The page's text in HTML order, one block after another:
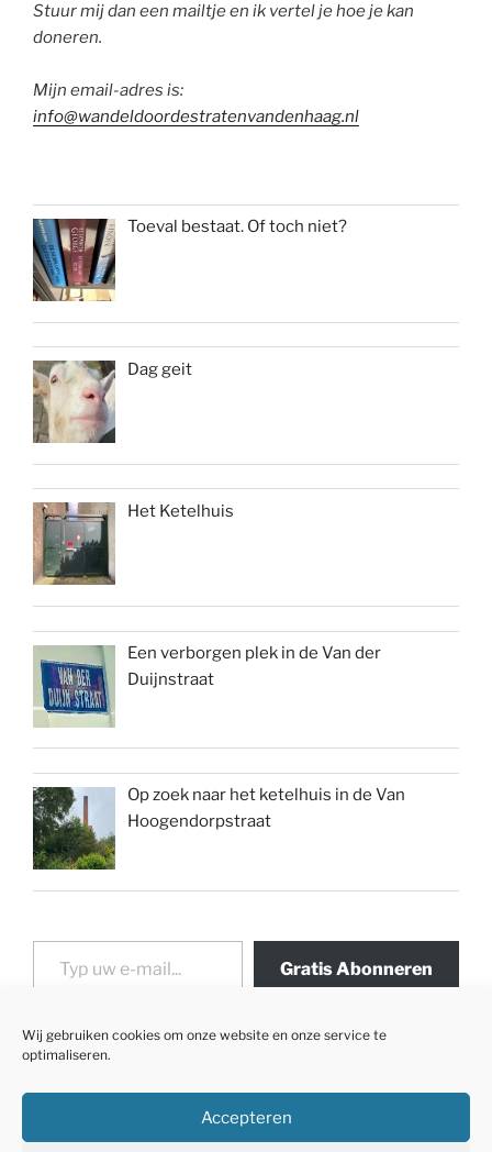
Wij gebruiken cookies om onze website en onze service te
optimaliseren.
Accepteren
Stuur mij dan een mailtje en ik vertel je hoe je kan
doneren.
Mijn email-adres is:
info@wandeldoordestratenvandenhaag.nl
Toeval bestaat. Of toch niet?
Dag geit
Het Ketelhuis
Een verborgen plek in de Van der
Duijnstraat
Op zoek naar het ketelhuis in de Van
Hoogendorpstraat
Typ uw e-mail...
Gratis Abonneren